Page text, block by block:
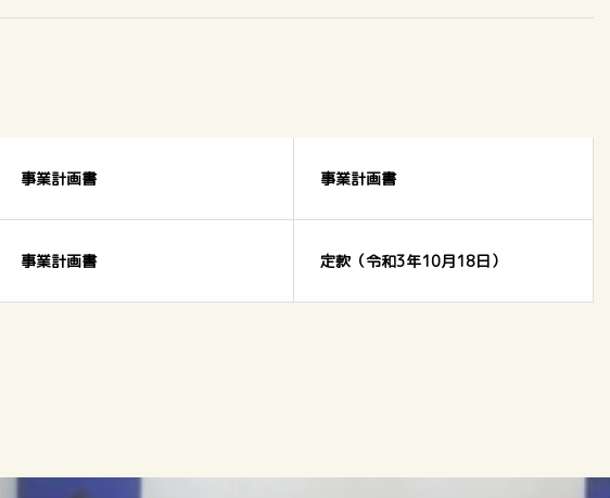
事業計画書 事業計画書
事業計画書 定款（令和3年10月18日）